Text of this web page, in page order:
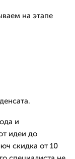
на этапе
и
идеи до
скидка от 10